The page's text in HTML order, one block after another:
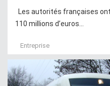
Les autorités françaises
110 millions d’euros...
Entreprise